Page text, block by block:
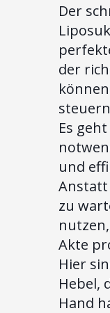
Der
der
Es
und
Anstatt
zu
Akte
Hier
Hebel,
Hand